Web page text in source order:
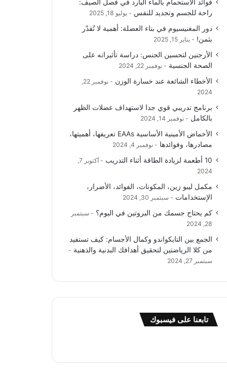
و
ك
T
u
b
e
ق
ر
ا
ا
ل
م
ع
R
فوائد الاستحمام بالماء البارد في فصل الصيف:
راحة للجسم وتجديد للنفس
يوليو 18, 2025
دور المغنيسيوم في بناء العضلة: أهمية لا تُقدّر
بثمن!
يناير 15, 2025
الأرجنين لتحسين الجنس: دراسة تأثيراته على
الصحة الجنسية
نوفمبر 22, 2024
الأخطاء الشائعة عند خسارة الوزن
نوفمبر 22,
2024
برنامج تدريبي قوي جدا لاستهداف عضلات الظهر
بالكامل
نوفمبر 14, 2024
الأحماض الأمينية الأساسية EAAs تعريفها، أهميتها،
مصادرها، وفوائدها
نوفمبر 4, 2024
10 أطعمة لزيادة الطاقة أثناء التدريب
أكتوبر 7,
2024
مكمل ليبو زين، المكونات، الفوائد، الأضرار،
الإستخدامات
سبتمبر 30, 2024
كم يحتاج جسمك من البروتين في اليوم؟
سبتمبر
28, 2024
الجمع بين التايكواندو وكمال الأجسام: كيف تستفيد
من كلا الرياضتين لتحقيق أهدافك البدنية والذهنية
سبتمبر 27, 2024
تابعنا على فيسبوك